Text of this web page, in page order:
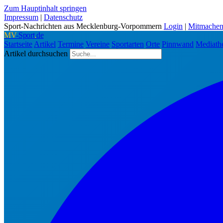
Zum Hauptinhalt springen
Impressum | Datenschutz
Sport-Nachrichten aus Mecklenburg-Vorpommern Login | Mitmachen
MV-Sport.de
Startseite Artikel Termine Vereine Sportarten Orte Pinnwand
Artikel durchsuchen